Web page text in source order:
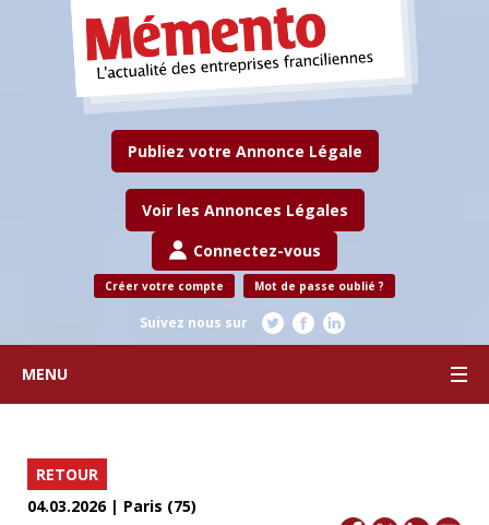
Publiez votre Annonce Légale
Voir les Annonces Légales
Connectez-vous
Créer votre compte Mot de passe oublié ?
Suivez nous sur
MENU
RETOUR
04.03.2026 | Paris (75)